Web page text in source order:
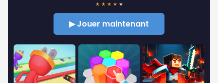
★ ★ ★ ★ ★
▶ Jouer maintenant